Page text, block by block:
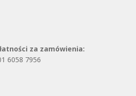
za zamówienia:
6058 7956